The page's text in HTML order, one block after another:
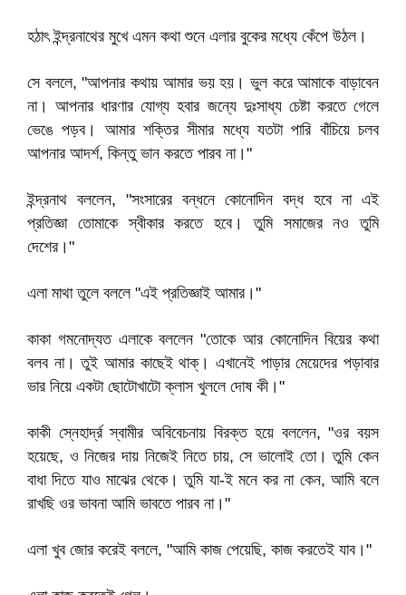
হঠাৎ ইন্দ্রনাথের মুখে এমন কথা শুনে এলার বুকের মধ্যে কেঁপে উঠল।
সে বললে, "আপনার কথায় আমার ভয় হয়। ভুল করে আমাকে বাড়াবেন
না। আপনার ধারণার যোগ্য হবার জন্যে দুঃসাধ্য চেষ্টা করতে গেলে
ভেঙে পড়ব। আমার শক্তির সীমার মধ্যে যতটা পারি বাঁচিয়ে চলব
আপনার আদর্শ, কিন্তু ভান করতে পারব না।"
ইন্দ্রনাথ বললেন, "সংসারের বন্ধনে কোনোদিন বদ্ধ হবে না এই
প্রতিজ্ঞা তোমাকে স্বীকার করতে হবে। তুমি সমাজের নও তুমি
দেশের।"
এলা মাথা তুলে বললে "এই প্রতিজ্ঞাই আমার।"
কাকা গমনোদ্যত এলাকে বললেন "তোকে আর কোনোদিন বিয়ের কথা
বলব না। তুই আমার কাছেই থাক্‌। এখানেই পাড়ার মেয়েদের পড়াবার
ভার নিয়ে একটা ছোটোখাটো ক্লাস খুললে দোষ কী।"
কাকী স্নেহার্দ্র স্বামীর অবিবেচনায় বিরক্ত হয়ে বললেন, "ওর বয়স
হয়েছে, ও নিজের দায় নিজেই নিতে চায়, সে ভালোই তো। তুমি কেন
বাধা দিতে যাও মাঝের থেকে। তুমি যা-ই মনে কর না কেন, আমি বলে
রাখছি ওর ভাবনা আমি ভাবতে পারব না।"
এলা খুব জোর করেই বললে, "আমি কাজ পেয়েছি, কাজ করতেই যাব।"